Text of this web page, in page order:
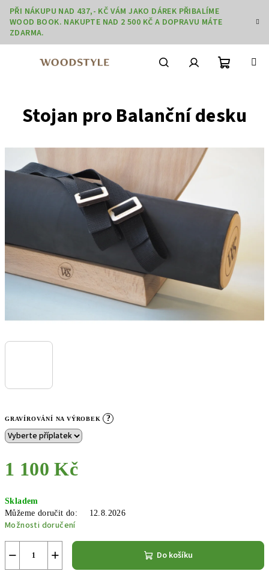
Přejít
obsah
PŘI NÁKUPU NAD 437,- KČ VÁM JAKO DÁREK PŘIBALÍME
WOOD BOOK. NAKUPTE NAD 2 500 KČ A DOPRAVU MÁTE
ZDARMA.
košík
GRAVÍROVÁNÍ NA VÝROBEK ?
1 100 Kč
cena:
Skladem
Můžeme doručit do:
12.8.2026
Možnosti doručení
+
− Do košíku
Stojan pro Balanční desku